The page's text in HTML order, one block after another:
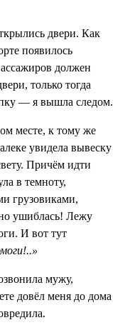
двери. Как
появилось
должен
только тогда
— я вышла следом.
месте, к тому же
увидела вывеску
Причём идти
в темноту,
грузовиками,
ушиблась! Лежу
И вот тут
мужу,
довёл меня до дома